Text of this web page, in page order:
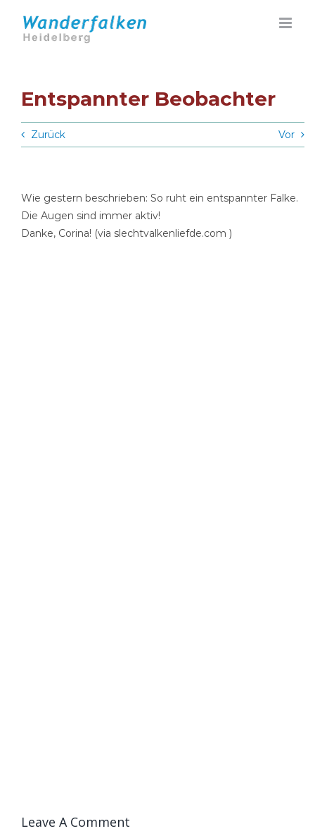
Inhalt
springen
Entspannter Beobachter
Zurück Vor
Wie gestern beschrieben: So ruht ein entspannter Falke.
Die Augen sind immer aktiv!
Danke, Corina! (via slechtvalkenliefde.com )
Leave A Comment